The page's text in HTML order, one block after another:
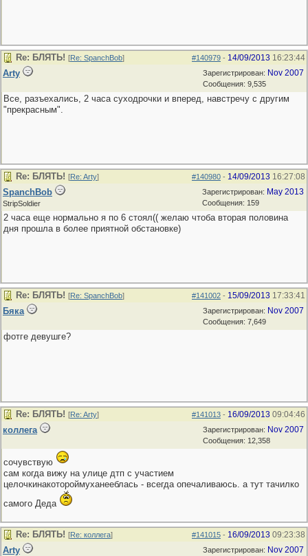
#140979 - 14/09/2013 16:23:44
Re: БЛЯТЬ! [Re: SpanchBob]
Зарегистрирован: Nov 2007
Сообщения: 9,535
Arty
Все, разъехались, 2 часа суходрочки и вперед, навстречу с другим
"прекрасным".
#140980 - 14/09/2013 16:27:08
Re: БЛЯТЬ! [Re: Arty]
Зарегистрирован: May 2013
Сообщения: 159
SpanchBob
StripSoldier
2 часа еще нормально я по 6 стоял(( желаю чтоба вторая половина
дня прошла в более приятной обстановке)
#141002 - 15/09/2013 17:33:41
Re: БЛЯТЬ! [Re: SpanchBob]
Зарегистрирован: Nov 2007
Сообщения: 7,649
Бяка
фотге девушге?
#141013 - 16/09/2013 09:04:46
Re: БЛЯТЬ! [Re: Arty]
Зарегистрирован: Nov 2007
Сообщения: 12,358
коллега
сочувствую
сам когда вижу на улице дтп с участием
целочкинакотороймуханееблась - всегда опечаливаюсь. а тут тачилко
самого Деда
#141015 - 16/09/2013 09:23:38
Re: БЛЯТЬ! [Re: коллега]
Зарегистрирован: Nov 2007
Arty